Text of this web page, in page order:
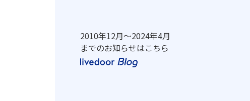
2010年12月～2024年4月
までのお知らせはこちら